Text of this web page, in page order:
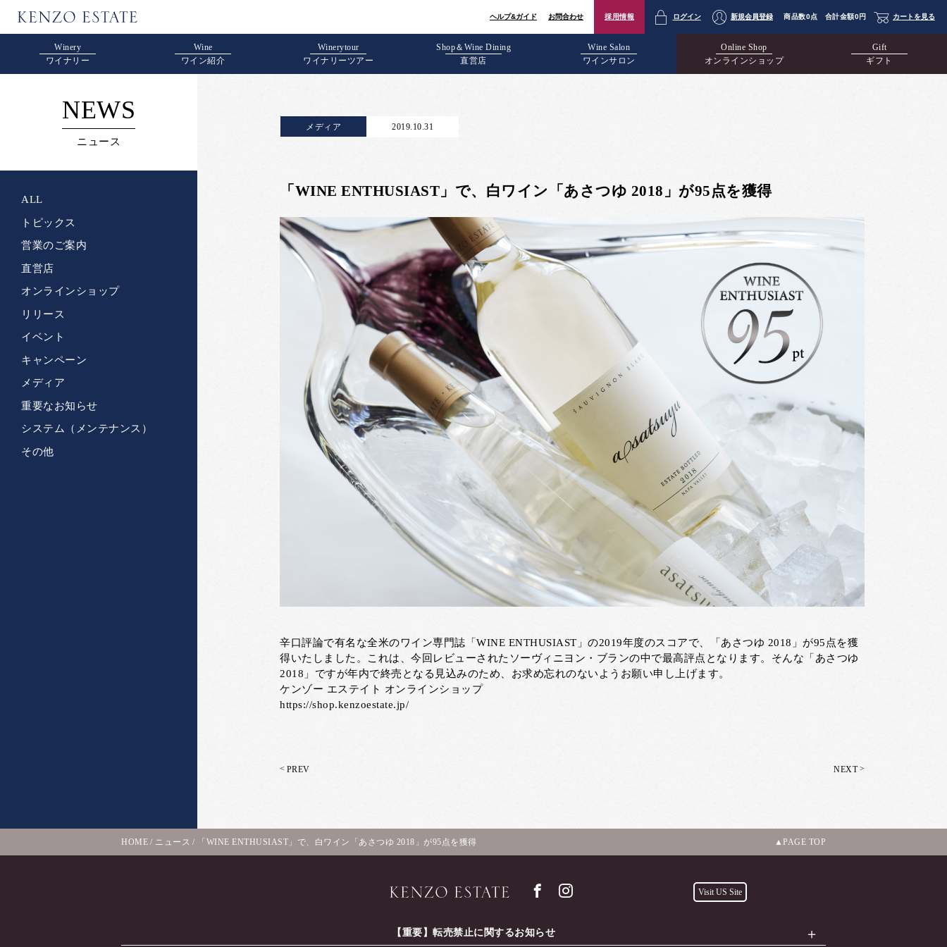
ヘルプ&ガイド お問合わせ 採用情報 ログイン 新規会員登録 商品数0点 合計金額0円 カートを見る
Winery
ワイナリー
Wine
ワイン紹介
Winerytour
ワイナリーツアー
Shop＆Wine Dining
直営店
Wine Salon
ワインサロン
Online Shop
オンラインショップ
Gift
ギフト
NEWS
ニュース
ALL
トピックス
営業のご案内
直営店
オンラインショップ
リリース
イベント
キャンペーン
メディア
重要なお知らせ
システム（メンテナンス）
その他
メディア 2019.10.31
「WINE ENTHUSIAST」で、白ワイン「あさつゆ 2018」が95点を獲得
辛口評論で有名な全米のワイン専門誌「WINE ENTHUSIAST」の2019年度のスコアで、「あさつゆ 2018」が95点を獲
得いたしました。これは、今回レビューされたソーヴィニヨン・ブランの中で最高評点となります。そんな「あさつゆ
2018」ですが年内で終売となる見込みのため、お求め忘れのないようお願い申し上げます。
ケンゾー エステイト オンラインショップ
https://shop.kenzoestate.jp/
< PREV NEXT >
HOME / ニュース / 「WINE ENTHUSIAST」で、白ワイン「あさつゆ 2018」が95点を獲得 PAGE TOP
Visit US Site
【重要】転売禁止に関するお知らせ